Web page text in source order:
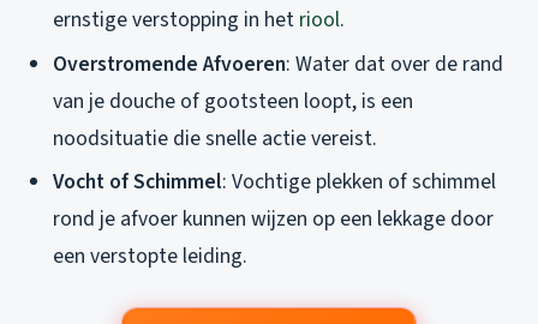
ernstige verstopping in het riool.
Overstromende Afvoeren: Water dat over de rand
van je douche of gootsteen loopt, is een
noodsituatie die snelle actie vereist.
Vocht of Schimmel: Vochtige plekken of schimmel
rond je afvoer kunnen wijzen op een lekkage door
een verstopte leiding.